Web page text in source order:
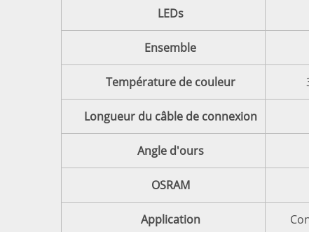
LEDs
Ensemble
Température de couleur
Longueur du câble de connexion
Angle d'ours
OSRAM
Application